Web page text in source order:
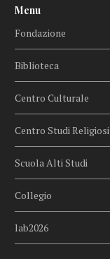
Menu
Fondazione
Biblioteca
Centro Culturale
Centro Studi Religiosi
Scuola Alti Studi
Collegio
lab2026